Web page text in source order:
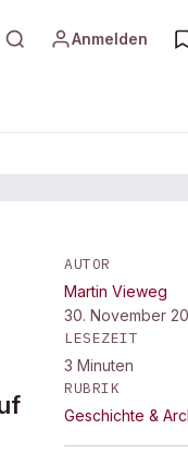
Anmelden
AUTOR
Martin Vieweg
30. November
LESEZEIT
3 Minuten
RUBRIK
Geschichte &